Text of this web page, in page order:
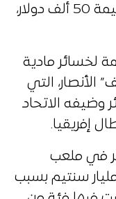
اللعب بدون جمهور غرامة مالية بقيمة 50 ألف دولار،
لخسائر مادية
التي
وضيفه الاتحاد
إفريقيا.
في ملعب
بالعاصمة بلغت نحو 02 مليار سنتيم بسبب